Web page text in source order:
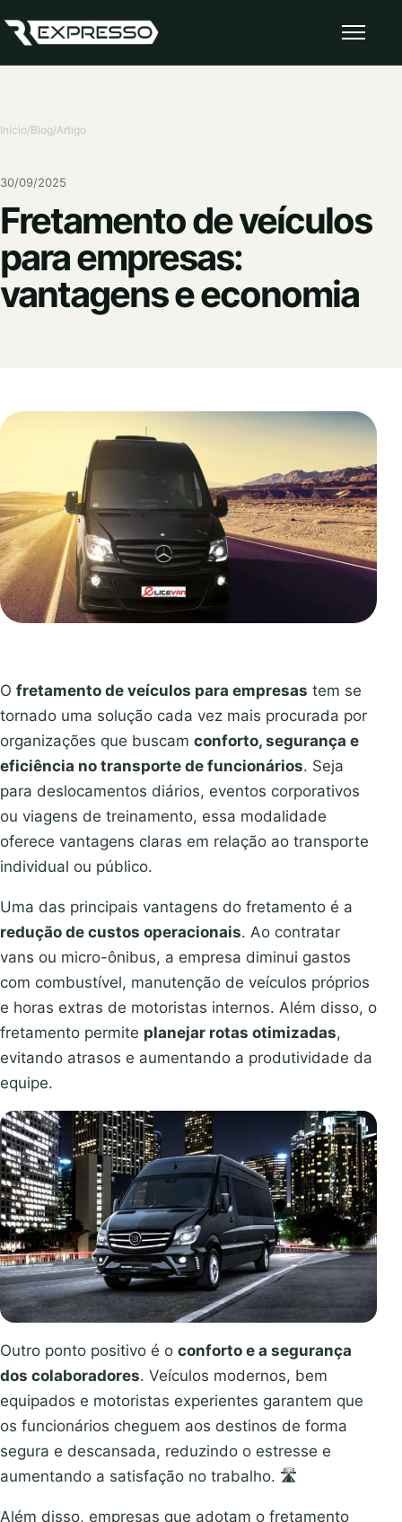
Início/Blog/Artigo
30/09/2025
Fretamento de veículos
para empresas:
vantagens e economia
O fretamento de veículos para empresas tem se
tornado uma solução cada vez mais procurada por
organizações que buscam conforto, segurança e
eficiência no transporte de funcionários. Seja
para deslocamentos diários, eventos corporativos
ou viagens de treinamento, essa modalidade
oferece vantagens claras em relação ao transporte
individual ou público.
Uma das principais vantagens do fretamento é a
redução de custos operacionais. Ao contratar
vans ou micro-ônibus, a empresa diminui gastos
com combustível, manutenção de veículos próprios
e horas extras de motoristas internos. Além disso, o
fretamento permite planejar rotas otimizadas,
evitando atrasos e aumentando a produtividade da
equipe.
Outro ponto positivo é o conforto e a segurança
dos colaboradores. Veículos modernos, bem
equipados e motoristas experientes garantem que
os funcionários cheguem aos destinos de forma
segura e descansada, reduzindo o estresse e
aumentando a satisfação no trabalho. 🛣️
Além disso, empresas que adotam o fretamento